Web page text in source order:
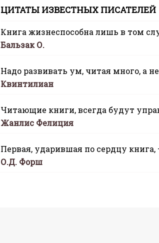
ЦИТАТЫ ИЗВЕСТНЫХ ПИСАТЕЛЕЙ
Книга жизнеспособна лишь в том
Бальзак О.
Надо развивать ум, читая много, а
Квинтилиан
Читающие книги, всегда будут
Жанлис Фелиция
Первая, ударившая по сердцу книга,
О.Д. Форш